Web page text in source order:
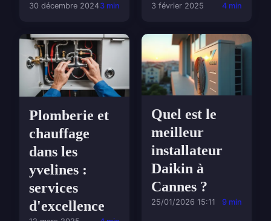
30 décembre 20243 min 3 février 2025 4 min
Plomberie et
chauffage
dans les
yvelines :
services
d'excellence
Quel est le
meilleur
installateur
Daikin à
Cannes ?
25/01/2026 15:11 9 min